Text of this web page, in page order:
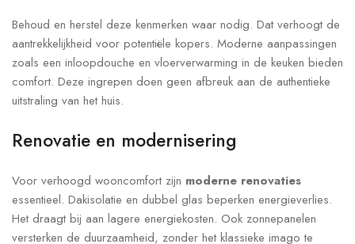
Behoud en herstel deze kenmerken waar nodig. Dat verhoogt de
aantrekkelijkheid voor potentiële kopers. Moderne aanpassingen
zoals een inloopdouche en vloerverwarming in de keuken bieden
comfort. Deze ingrepen doen geen afbreuk aan de authentieke
uitstraling van het huis.
Renovatie en modernisering
Voor verhoogd wooncomfort zijn moderne renovaties
essentieel. Dakisolatie en dubbel glas beperken energieverlies.
Het draagt bij aan lagere energiekosten. Ook zonnepanelen
versterken de duurzaamheid, zonder het klassieke imago te